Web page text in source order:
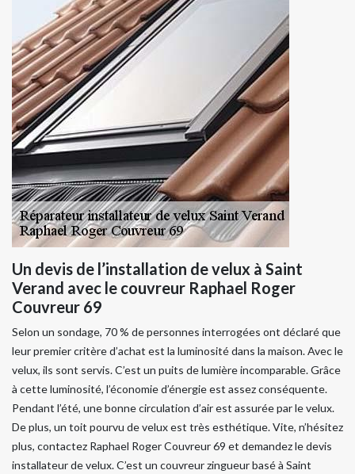
Un devis de l’installation de velux à Saint
Verand avec le couvreur Raphael Roger
Couvreur 69
Selon un sondage, 70 % de personnes interrogées ont déclaré que
leur premier critère d’achat est la luminosité dans la maison. Avec le
velux, ils sont servis. C’est un puits de lumière incomparable. Grâce
à cette luminosité, l’économie d’énergie est assez conséquente.
Pendant l’été, une bonne circulation d’air est assurée par le velux.
De plus, un toit pourvu de velux est très esthétique. Vite, n’hésitez
plus, contactez Raphael Roger Couvreur 69 et demandez le devis
installateur de velux. C’est un couvreur zingueur basé à Saint